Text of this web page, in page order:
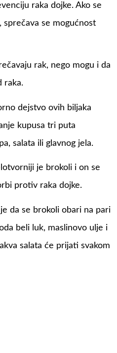
raka dojke. Ako se
sprečava se mogućnost
rak, nego mogu i da
raka.
dejstvo ovih biljaka
kupusa tri puta
salata ili glavnog jela.
je brokoli i on se
protiv raka dojke.
da se brokoli obari na pari
beli luk, maslinovo ulje i
salata će prijati svakom